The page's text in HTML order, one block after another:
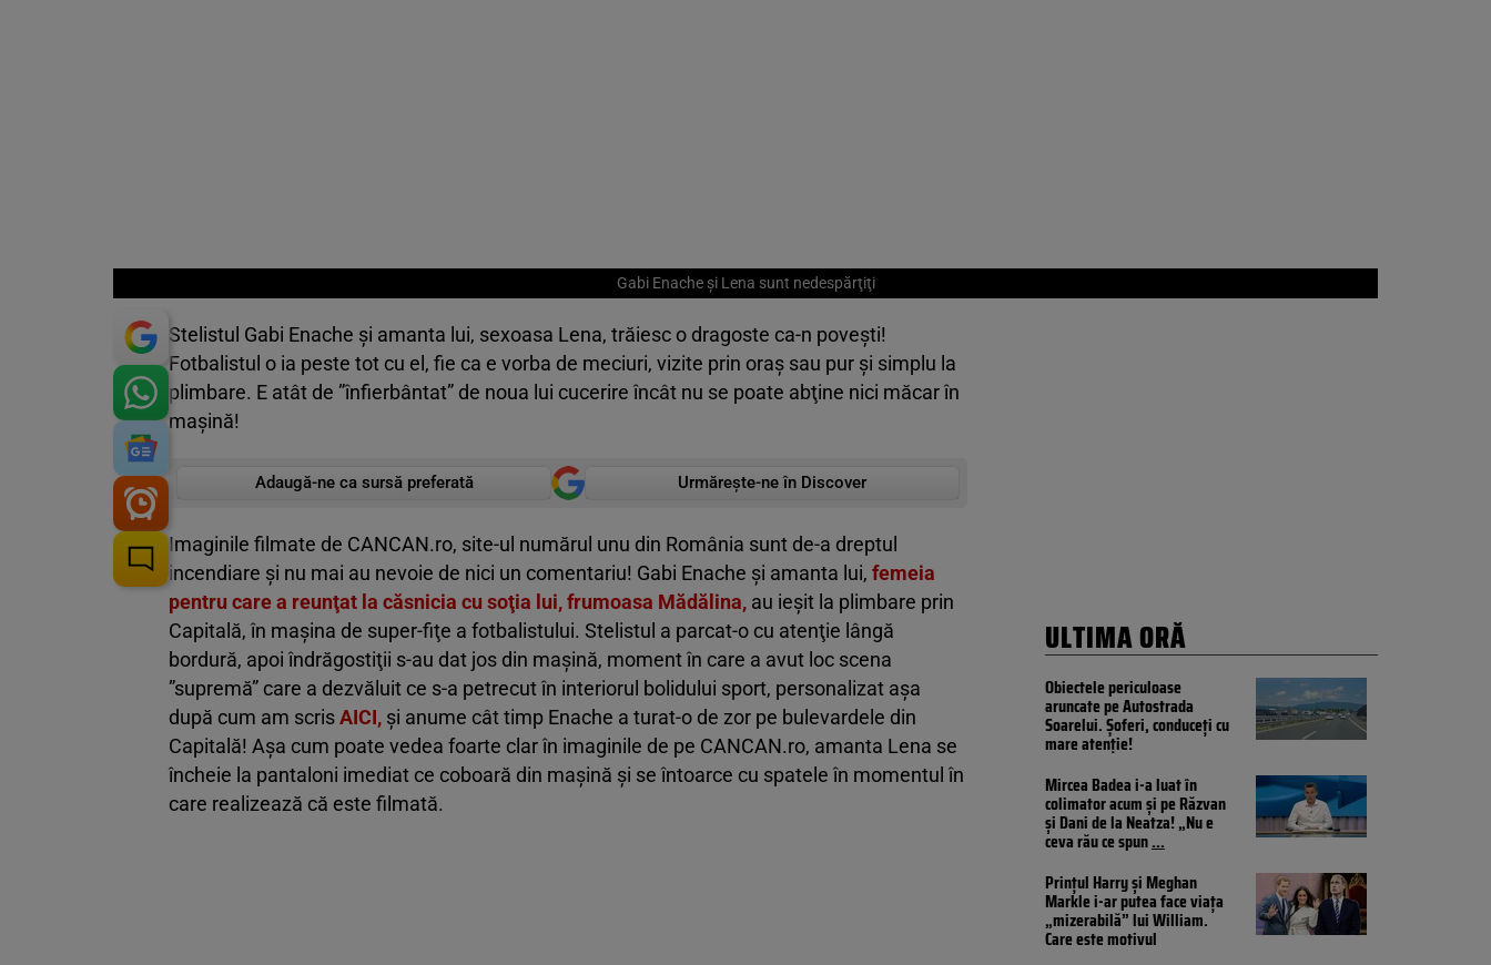
Gabi Enache şi Lena sunt nedespărţiţi
Stelistul Gabi Enache şi amanta lui, sexoasa Lena, trăiesc o dragoste ca-n poveşti!
Fotbalistul o ia peste tot cu el, fie ca e vorba de meciuri, vizite prin oraş sau pur şi simplu la
plimbare. E atât de ”înfierbântat” de noua lui cucerire încât nu se poate abţine nici măcar în
maşină!
Adaugă-ne ca sursă preferată Urmărește-ne în Discover
Imaginile filmate de CANCAN.ro, site-ul numărul unu din România sunt de-a dreptul
incendiare şi nu mai au nevoie de nici un comentariu! Gabi Enache şi amanta lui, femeia
pentru care a reunţat la căsnicia cu soţia lui, frumoasa Mădălina, au ieşit la plimbare prin
Capitală, în maşina de super-fiţe a fotbalistului. Stelistul a parcat-o cu atenţie lângă
bordură, apoi îndrăgostiţii s-au dat jos din maşină, moment în care a avut loc scena
”supremă” care a dezvăluit ce s-a petrecut în interiorul bolidului sport, personalizat aşa
după cum am scrisAICI, şi anume cât timp Enache a turat-o de zor pe bulevardele din
Capitală! Aşa cum poate vedea foarte clar în imaginile de pe CANCAN.ro, amanta Lena se
încheie la pantaloni imediat ce coboară din maşină şi se întoarce cu spatele în momentul în
care realizează că este filmată.
ULTIMA ORĂ
Obiectele periculoase
aruncate pe Autostrada
Soarelui. Șoferi, conduceți cu
mare atenție!
Mircea Badea i-a luat în
colimator acum și pe Răzvan
și Dani de la Neatza! „Nu e
ceva rău ce spun...
Prințul Harry și Meghan
Markle i-ar putea face viața
„mizerabilă” lui William.
Care este motivul